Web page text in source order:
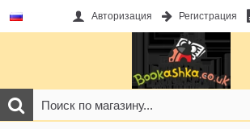
Авторизация Регистрация